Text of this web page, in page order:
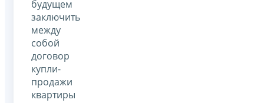
будущем
заключить
между
собой
договор
купли-
продажи
квартиры